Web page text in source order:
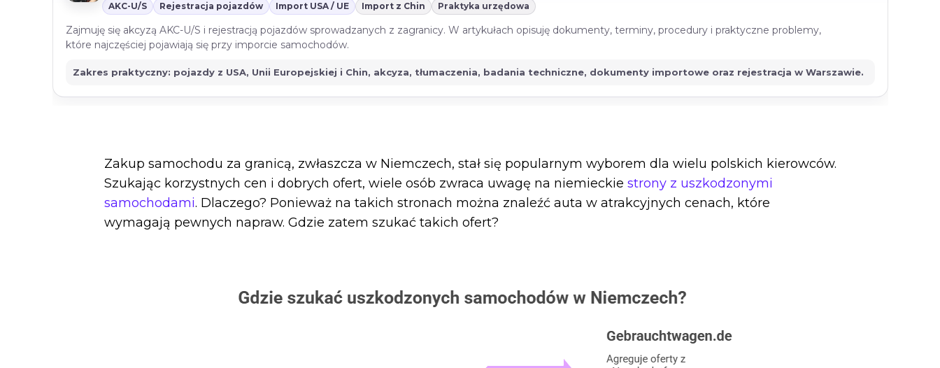
Zakup samochodu za granicą, zwłaszcza w Niemczech, stał się popularnym wyborem dla wielu polskich kierowców.
Szukając korzystnych cen i dobrych ofert, wiele osób zwraca uwagę na niemieckie strony z uszkodzonymi
samochodami. Dlaczego? Ponieważ na takich stronach można znaleźć auta w atrakcyjnych cenach, które
wymagają pewnych napraw. Gdzie zatem szukać takich ofert?
AKC-U/S Rejestracja pojazdów Import USA / UE Import z Chin Praktyka urzędowa
Zajmuję się akcyzą AKC-U/S i rejestracją pojazdów sprowadzanych z zagranicy. W artykułach opisuję dokumenty, terminy, procedury i praktyczne problemy,
które najczęściej pojawiają się przy imporcie samochodów.
Zakres praktyczny: pojazdy z USA, Unii Europejskiej i Chin, akcyza, tłumaczenia, badania techniczne, dokumenty importowe oraz rejestracja w Warszawie.